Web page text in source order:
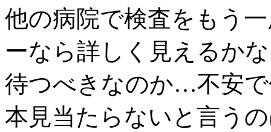
他の病院で検査をもう
ーなら詳しく見えるか
待つべきなのか…不安
本見当たらないと言う